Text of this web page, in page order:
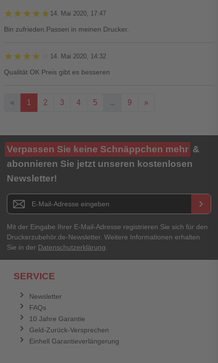
★★★★★
★★★★★ 14. Mai 2020, 17:47
Bin zufrieden.Passen in meinen Drucker.
★★★★★
★★★★★ 14. Mai 2020, 14:32
Qualität OK Preis gibt es besseren
« 1 2 3 4 5 ... 9 »
Ihre Bewertung**
★★★★★
Titel**
E-Mail-Adresse
Ihr Passwort
Verpassen Sie keine Schnäppchen mehr &
abonnieren Sie jetzt unseren kostenlosen
Newsletter!
Newsletter E-Mail Adresse keyboard_arrow_right
Mit der Eingabe Ihrer E-Mail-Adresse registrieren Sie sich für den
Druckerzubehör.de-Newsletter. Weitere Informationen erhalten
Sie in der Datenschutzerklärung.
SERVICE
Newsletter
FAQs
10 Jahre Garantie
Geld-Zurück-Versprechen
Einhell Garantieverlängerung